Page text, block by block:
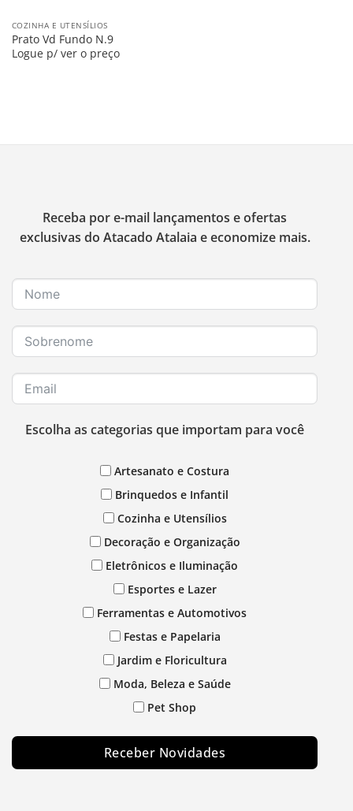
COZINHA E UTENSÍLIOS
Prato Vd Fundo N.9
Logue p/ ver o preço
Receba por e-mail lançamentos e ofertas
exclusivas do Atacado Atalaia e economize mais.
Escolha as categorias que importam para você
Artesanato e Costura
Brinquedos e Infantil
Cozinha e Utensílios
Decoração e Organização
Eletrônicos e Iluminação
Esportes e Lazer
Ferramentas e Automotivos
Festas e Papelaria
Jardim e Floricultura
Moda, Beleza e Saúde
Pet Shop
Receber Novidades